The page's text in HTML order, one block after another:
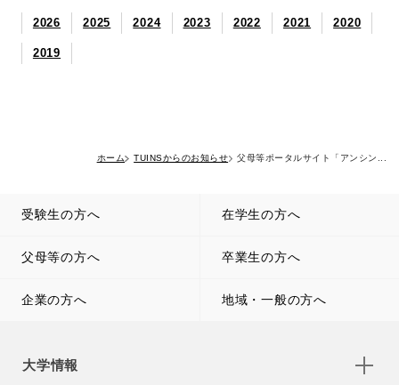
2026 2025 2024 2023 2022 2021 2020
2019
ホーム TUINSからのお知らせ 父母等ポータルサイト「アンシン...
受験生の方へ 在学生の方へ
父母等の方へ 卒業生の方へ
企業の方へ 地域・一般の方へ
大学情報